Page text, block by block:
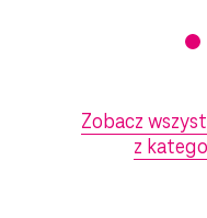
Zobacz
z